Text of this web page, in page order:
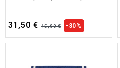
31,50 € 45,00 € -30%